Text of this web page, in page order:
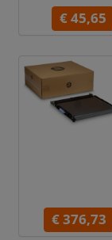
€ 45,65
€ 376,73